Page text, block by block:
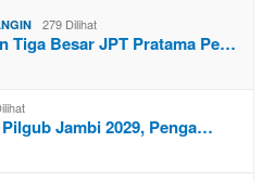
279 Dilihat
Tiga Besar JPT Pratama Pe…
Jambi 2029, Penga…